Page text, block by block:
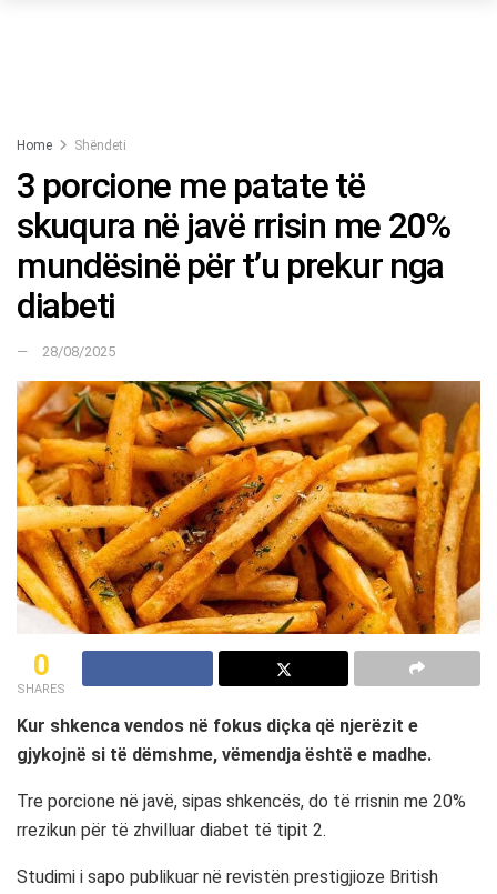
Home Shëndeti
3 porcione me patate të
skuqura në javë rrisin me 20%
mundësinë për t’u prekur nga
diabeti
28/08/2025
0
SHARES
Kur shkenca vendos në fokus diçka që njerëzit e
gjykojnë si të dëmshme, vëmendja është e madhe.
Tre porcione në javë, sipas shkencës, do të rrisnin me 20%
rrezikun për të zhvilluar diabet të tipit 2.
Studimi i sapo publikuar në revistën prestigjioze British